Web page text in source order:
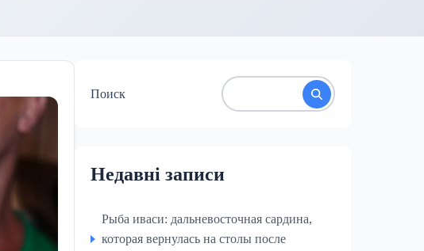
Поиск
Недавні записи
Рыба иваси: дальневосточная сардина,
которая вернулась на столы после